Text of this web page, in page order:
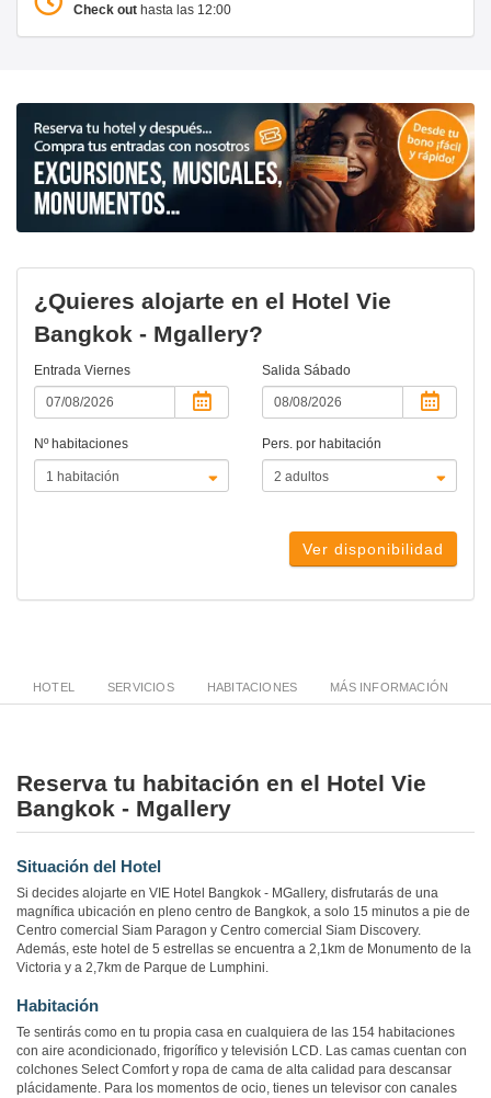
Check out hasta las 12:00
¿Quieres alojarte en el Hotel Vie
Bangkok - Mgallery?
Entrada Viernes Salida Sábado
Nº habitaciones Pers. por habitación
Ver disponibilidad
HOTEL SERVICIOS HABITACIONES MÁS INFORMACIÓN
Reserva tu habitación en el Hotel Vie
Bangkok - Mgallery
Situación del Hotel
Si decides alojarte en VIE Hotel Bangkok - MGallery, disfrutarás de una
magnífica ubicación en pleno centro de Bangkok, a solo 15 minutos a pie de
Centro comercial Siam Paragon y Centro comercial Siam Discovery.
Además, este hotel de 5 estrellas se encuentra a 2,1km de Monumento de la
Victoria y a 2,7km de Parque de Lumphini.
Habitación
Te sentirás como en tu propia casa en cualquiera de las 154 habitaciones
con aire acondicionado, frigorífico y televisión LCD. Las camas cuentan con
colchones Select Comfort y ropa de cama de alta calidad para descansar
plácidamente. Para los momentos de ocio, tienes un televisor con canales